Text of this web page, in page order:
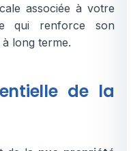
associée à votre
qui renforce son
long terme.
de la